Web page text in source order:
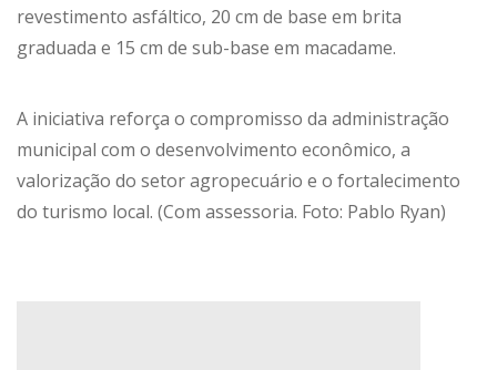
revestimento asfáltico, 20 cm de base em brita
graduada e 15 cm de sub-base em macadame.
A iniciativa reforça o compromisso da administração
municipal com o desenvolvimento econômico, a
valorização do setor agropecuário e o fortalecimento
do turismo local. (Com assessoria. Foto: Pablo Ryan)